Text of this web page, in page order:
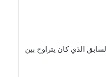
سودانيًا، مقارنة بالسعر السابق الذي كان يتراوح بين